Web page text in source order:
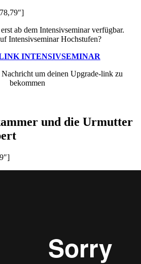
ab dem Intensivseminar verfügbar.
Intensivseminar Hochstufen?
INTENSIVSEMINAR
Nachricht um deinen Upgrade-link zu
bekommen
und die Urmutter